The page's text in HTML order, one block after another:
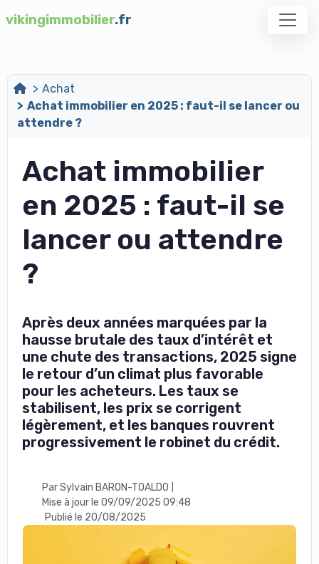
vikingimmobilier.fr
Achat
Achat immobilier en 2025 : faut-il se lancer ou
attendre ?
Achat immobilier
en 2025 : faut-il se
lancer ou attendre
?
Après deux années marquées par la
hausse brutale des taux d’intérêt et
une chute des transactions, 2025 signe
le retour d’un climat plus favorable
pour les acheteurs. Les taux se
stabilisent, les prix se corrigent
légèrement, et les banques rouvrent
progressivement le robinet du crédit.
Par Sylvain BARON-TOALDO
Mise à jour le 09/09/2025 09:48
Publié le 20/08/2025